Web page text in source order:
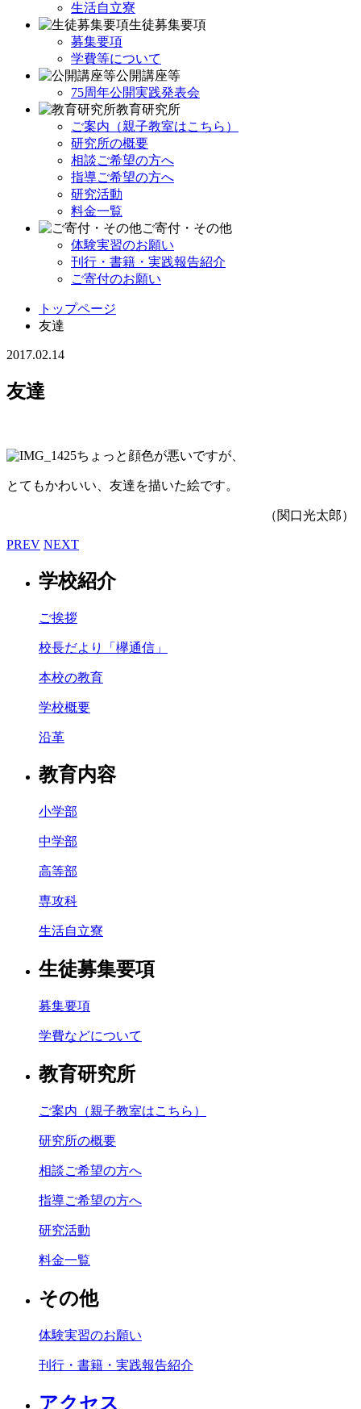
生活自立寮
生徒募集要項
募集要項
学費等について
公開講座等
75周年公開実践発表会
教育研究所
ご案内（親子教室はこちら）
研究所の概要
相談ご希望の方へ
指導ご希望の方へ
研究活動
料金一覧
ご寄付・その他
体験実習のお願い
刊行・書籍・実践報告紹介
ご寄付のお願い
トップページ
友達
2017.02.14
友達
ちょっと顔色が悪いですが、
とてもかわいい、友達を描いた絵です。
（関口光太郎）
PREV NEXT
学校紹介
ご挨拶
校長だより「欅通信」
本校の教育
学校概要
沿革
教育内容
小学部
中学部
高等部
専攻科
生活自立寮
生徒募集要項
募集要項
学費などについて
教育研究所
ご案内（親子教室はこちら）
研究所の概要
相談ご希望の方へ
指導ご希望の方へ
研究活動
料金一覧
その他
体験実習のお願い
刊行・書籍・実践報告紹介
アクセス